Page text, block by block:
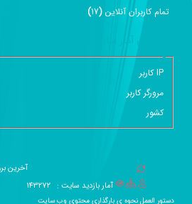
تمام کاربران آنلاين (
17
)
IP کاربر
مرورگر کاربر
کشور
آخرین
آمار بازدید سایت : 143272
دستور العمل نحوه ی بارگذاری محتوی وب سایت